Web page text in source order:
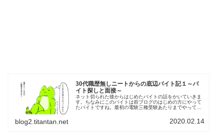
30代職歴無しニートからの底辺バイト記１～バ
イト探しと面接～
ネット切られた後からはじめたバイトの話をかいていきま
す。ちなみにこのバイトは前ブログのはじめの方にやって
たバイトですね。最初の電験三種受験あたりまでやってい
blog2.titantan.net 2020.02.14